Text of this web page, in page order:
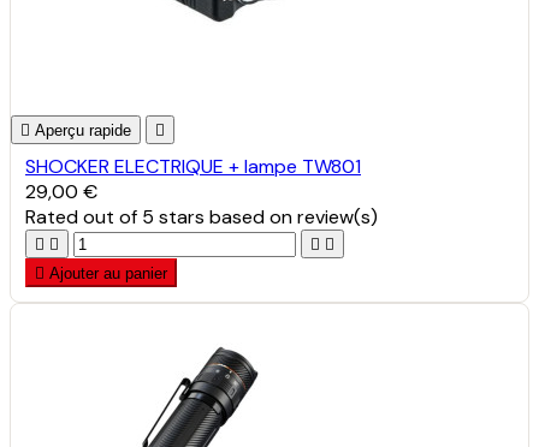
 Aperçu rapide 
SHOCKER ELECTRIQUE + lampe TW801
29,00 €
Ratedout of 5 stars based onreview(s)
   
 Ajouter au panier